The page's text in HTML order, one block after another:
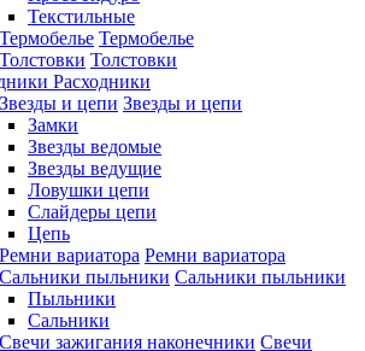
Текстильные
Термобелье
Толстовки
Расходники
Звезды и цепи
Замки
Звезды ведомые
Звезды ведущие
Ловушки цепи
Слайдеры цепи
Цепь
Ремни вариатора
Сальники пыльники
Пыльники
Сальники
Свечи